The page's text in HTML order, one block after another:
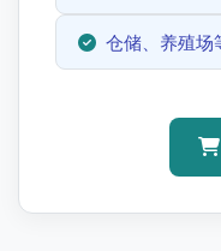
仓储、养殖场